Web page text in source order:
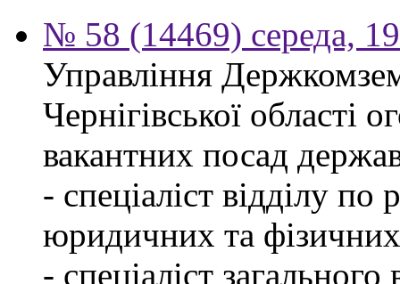
№ 58 (14469) середа,
Управління
Чернігівської області
вакантних посад
- спеціаліст відділу по
юридичних та
- спеціаліст загального